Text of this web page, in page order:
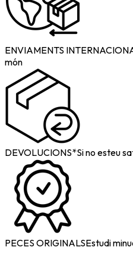
ENVIAMENTS
món
DEVOLUCIONS*Si no esteu
PECES ORIGINALSEstudi